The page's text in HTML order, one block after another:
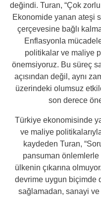
değindi. Turan, “Çok
Ekonomide yanan ateşi
çerçevesine bağlı
Enflasyonla
politikalar ve maliye
önemsiyoruz. Bu süreç
açısından değil, aynı
üzerindeki olumsuz
son derece
Türkiye ekonomisinde
ve maliye
kaydeden Turan,
pansuman
ülkenin çıkarına
devrime uygun biçimde
sağlamadan, sanayi ve